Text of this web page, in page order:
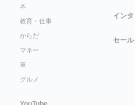
本
教育・仕事
からだ
マネー
車
グルメ
イン
セー